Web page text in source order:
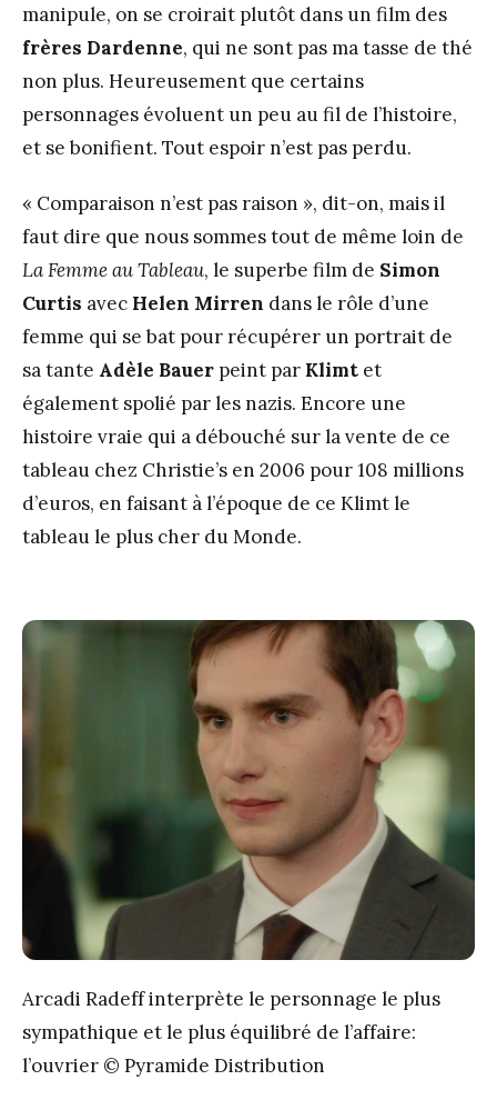
manipule, on se croirait plutôt dans un film des
frères Dardenne, qui ne sont pas ma tasse de thé
non plus. Heureusement que certains
personnages évoluent un peu au fil de l’histoire,
et se bonifient. Tout espoir n’est pas perdu.
« Comparaison n’est pas raison », dit-on, mais il
faut dire que nous sommes tout de même loin de
La Femme au Tableau, le superbe film de Simon
Curtis avec Helen Mirren dans le rôle d’une
femme qui se bat pour récupérer un portrait de
sa tante Adèle Bauer peint par Klimt et
également spolié par les nazis. Encore une
histoire vraie qui a débouché sur la vente de ce
tableau chez Christie’s en 2006 pour 108 millions
d’euros, en faisant à l’époque de ce Klimt le
tableau le plus cher du Monde.
Arcadi Radeff interprète le personnage le plus
sympathique et le plus équilibré de l’affaire:
l’ouvrier © Pyramide Distribution